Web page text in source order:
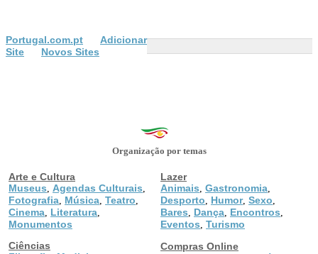
Portugal.com.pt
Adicionar
Site
Novos Sites
Organização por temas
Arte e Cultura
Museus
Agendas Culturais
Fotografia Música Teatro
Cinema Literatura
Monumentos
Ciências
Lazer
Animais Gastronomia
Desporto Humor, Sexo
Bares Dança Encontros
Eventos Turismo
Compras Online